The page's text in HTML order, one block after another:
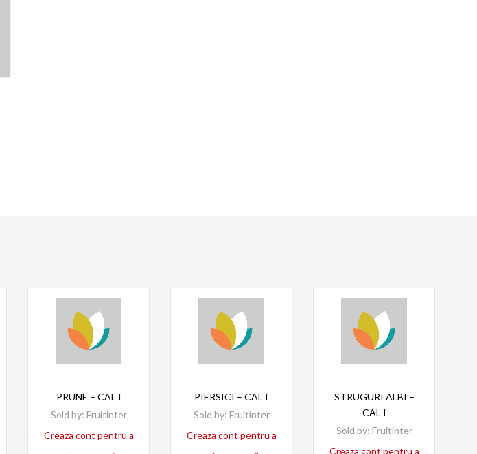
PRUNE – CAL I
Sold by: Fruitinter
Creaza cont pentru a
PIERSICI – CAL I
Sold by: Fruitinter
Creaza cont pentru a
STRUGURI ALBI –
CAL I
Sold by: Fruitinter
Creaza cont pentru a